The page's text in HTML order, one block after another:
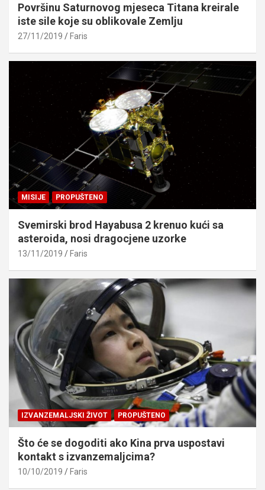
Površinu Saturnovog mjeseca Titana kreirale
iste sile koje su oblikovale Zemlju
27/11/2019 Faris
MISIJE PROPUŠTENO
Svemirski brod Hayabusa 2 krenuo kući sa
asteroida, nosi dragocjene uzorke
13/11/2019 Faris
IZVANZEMALJSKI ŽIVOT PROPUŠTENO
Što će se dogoditi ako Kina prva uspostavi
kontakt s izvanzemaljcima?
10/10/2019 Faris